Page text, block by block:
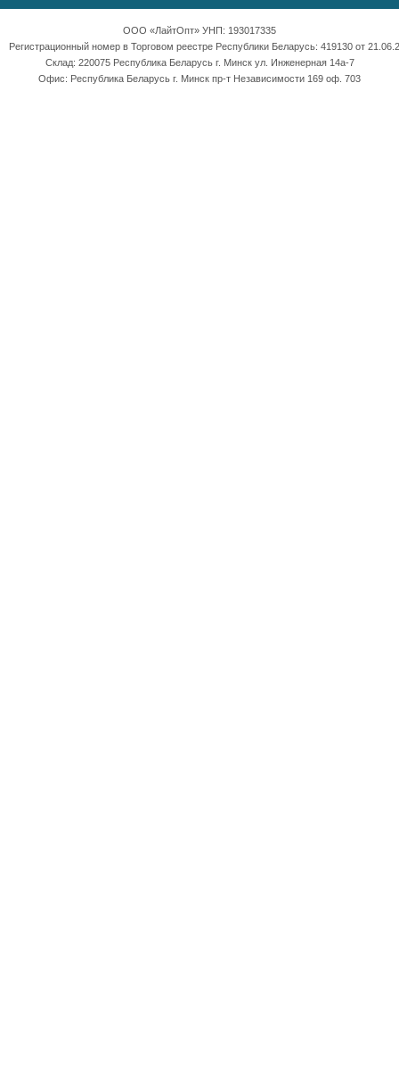
ООО «ЛайтОпт» УНП: 193017335
Регистрационный номер в Торговом реестре Республики Беларусь: 419130 от
Склад: 220075 Республика Беларусь г. Минск ул. Инженерная 14а-7
Офис: Республика Беларусь г. Минск пр-т Независимости 169 оф. 703